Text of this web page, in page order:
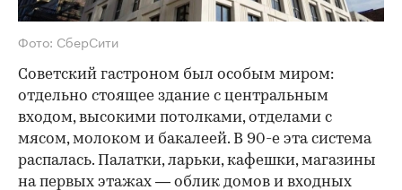
Фото: СберСити
Советский гастроном был особым миром:
отдельно стоящее здание с центральным
входом, высокими потолками, отделами с
мясом, молоком и бакалеей. В 90-е эта система
распалась. Палатки, ларьки, кафешки, магазины
на первых этажах — облик домов и входных